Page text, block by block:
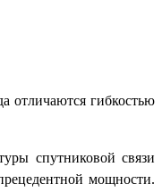
отличаются гибкостью
спутниковой связи
мощности.